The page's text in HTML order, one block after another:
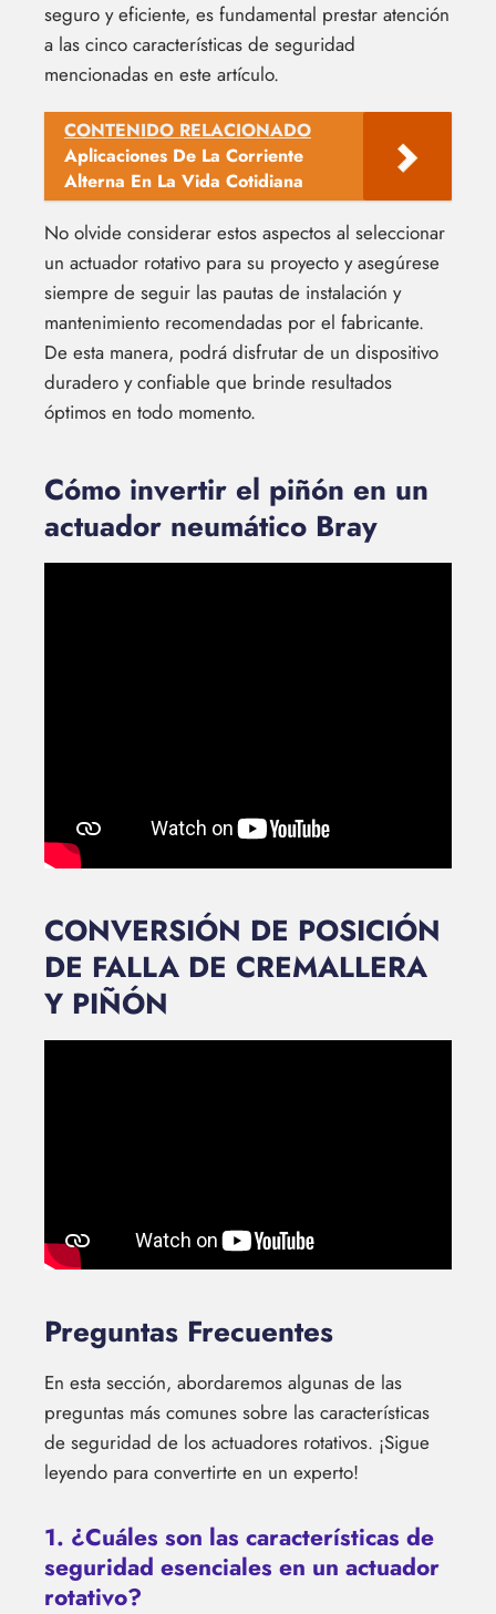
seguro y eficiente, es fundamental prestar atención
a las cinco características de seguridad
mencionadas en este artículo.
CONTENIDO RELACIONADO
Aplicaciones De La Corriente
Alterna En La Vida Cotidiana
No olvide considerar estos aspectos al seleccionar
un actuador rotativo para su proyecto y asegúrese
siempre de seguir las pautas de instalación y
mantenimiento recomendadas por el fabricante.
De esta manera, podrá disfrutar de un dispositivo
duradero y confiable que brinde resultados
óptimos en todo momento.
Cómo invertir el piñón en un
actuador neumático Bray
CONVERSIÓN DE POSICIÓN
DE FALLA DE CREMALLERA
Y PIÑÓN
Preguntas Frecuentes
En esta sección, abordaremos algunas de las
preguntas más comunes sobre las características
de seguridad de los actuadores rotativos. ¡Sigue
leyendo para convertirte en un experto!
1. ¿Cuáles son las características de
seguridad esenciales en un actuador
rotativo?